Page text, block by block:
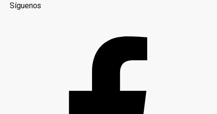
Síguenos